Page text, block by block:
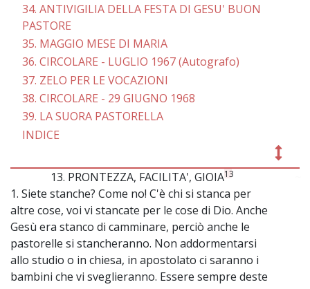
34. ANTIVIGILIA DELLA FESTA DI GESU' BUON
PASTORE
35. MAGGIO MESE DI MARIA
36. CIRCOLARE - LUGLIO 1967 (Autografo)
37. ZELO PER LE VOCAZIONI
38. CIRCOLARE - 29 GIUGNO 1968
39. LA SUORA PASTORELLA
INDICE
13. PRONTEZZA, FACILITA', GIOIA13
1. Siete stanche? Come no! C'è chi si stanca per
altre cose, voi vi stancate per le cose di Dio. Anche
Gesù era stanco di camminare, perciò anche le
pastorelle si stancheranno. Non addormentarsi
allo studio o in chiesa, in apostolato ci saranno i
bambini che vi sveglieranno. Essere sempre deste